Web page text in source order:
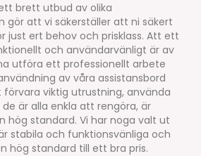
brett utbud av olika
gör att vi säkerställer att ni säkert
just ert behov och prisklass. Att ett
och användarvänligt är av
utföra ett professionellt arbete
av våra assistansbord
viktig utrustning, använda
är alla enkla att rengöra, är
hög standard. Vi har noga valt ut
stabila och funktionsvänliga och
hög standard till ett bra pris.